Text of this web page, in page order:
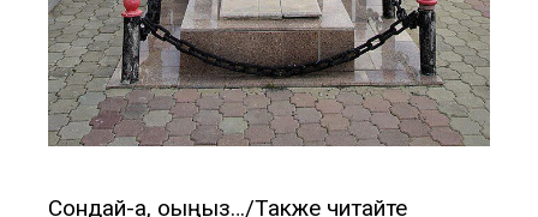
Сондай-ақ, оқыңыз…/Также читайте